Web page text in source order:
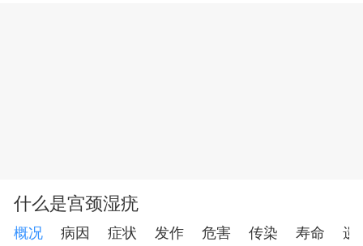
什么是宫颈湿疣
概况 病因 症状 发作 危害 传染 寿命 遗